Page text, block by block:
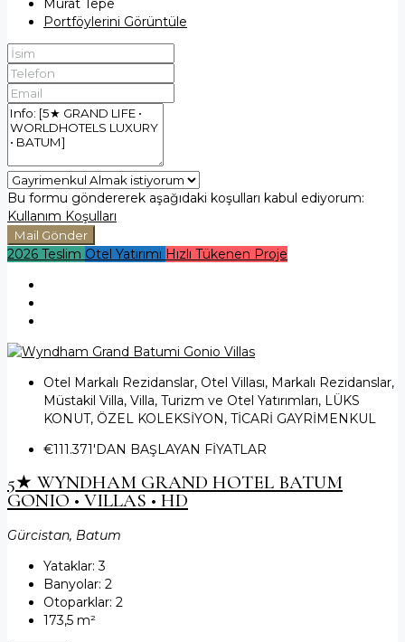
Murat Tepe
Portföylerini Görüntüle
Bu formu göndererek aşağıdaki koşulları kabul ediyorum:
Kullanım Koşulları
Mail Gönder
2026 Teslim Otel Yatırımı Hızlı Tükenen Proje
Otel Markalı Rezidanslar, Otel Villası, Markalı Rezidanslar,
Müstakil Villa, Villa, Turizm ve Otel Yatırımları, LÜKS
KONUT, ÖZEL KOLEKSİYON, TİCARİ GAYRİMENKUL
€111.371'DAN BAŞLAYAN FİYATLAR
5★ WYNDHAM GRAND HOTEL BATUM
GONIO • VILLAS • HD
Gürcistan, Batum
Yataklar: 3
Banyolar: 2
Otoparklar: 2
173,5 m²